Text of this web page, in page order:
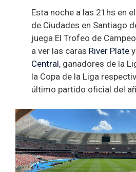
Esta noche a las 21hs en
de Ciudades en Santiago
juega El Trofeo de
a ver las caras River Plate y
Central, ganadores de la
la Copa de la Liga
último partido oficial del